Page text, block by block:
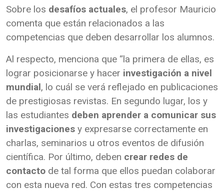
Sobre los desafíos actuales, el profesor Mauricio
comenta que están relacionados a las
competencias que deben desarrollar los alumnos.
Al respecto, menciona que “la primera de ellas, es
lograr posicionarse y hacer investigación a nivel
mundial, lo cuál se verá reflejado en publicaciones
de prestigiosas revistas. En segundo lugar, los y
las estudiantes deben aprender a comunicar sus
investigaciones y expresarse correctamente en
charlas, seminarios u otros eventos de difusión
científica. Por último, deben crear redes de
contacto de tal forma que ellos puedan colaborar
con esta nueva red. Con estas tres competencias